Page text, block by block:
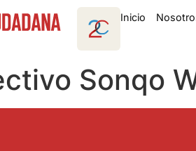
Inicio
Sonqo